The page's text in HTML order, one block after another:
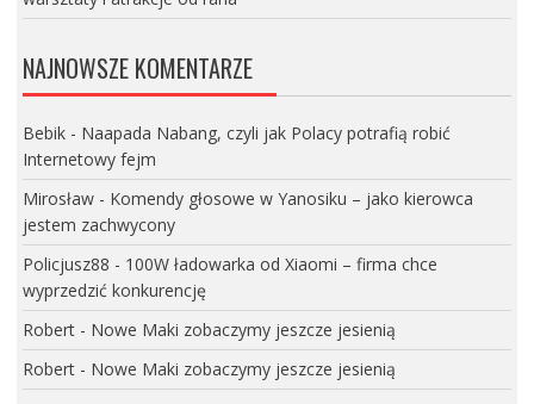
NAJNOWSZE KOMENTARZE
Bebik- Naapada Nabang, czyli jak Polacy potrafią robić
Internetowy fejm
Mirosław- Komendy głosowe w Yanosiku – jako kierowca
jestem zachwycony
Policjusz88 - 100W ładowarka od Xiaomi – firma chce
wyprzedzić konkurencję
Robert- Nowe Maki zobaczymy jeszcze jesienią
Robert- Nowe Maki zobaczymy jeszcze jesienią